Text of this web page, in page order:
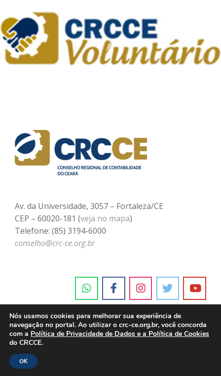
Av. da Universidade, 3057 – Fortaleza/CE
CEP – 60020-181 (veja no mapa)
Telefone: (85) 3194-6000
conselho@crc-ce.org.br
Nós usamos cookies para melhorar sua experiência de
navegação no portal. Ao utilizar o crc-ce.org.br, você concorda
com a Política de Privacidade de Dados e a Política de Cookies
do CRCCE.
OK